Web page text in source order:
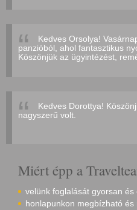
Kedves Orsolya!
panzióból, ahol fantasztikus
Köszönjük az ügyintézést,
Kedves Dorottya!
nagyszerű volt.
Miért épp a
velünk foglalását gyorsan
honlapunkon megbízható